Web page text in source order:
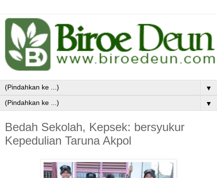
▼
▼
Bedah Sekolah, Kepsek: bersyukur
Kepedulian Taruna Akpol